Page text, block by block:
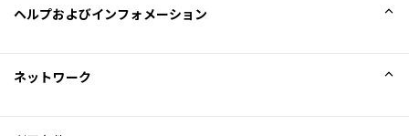
Excellence Awards
ヘルプおよびインフォメーション
ネットワーク